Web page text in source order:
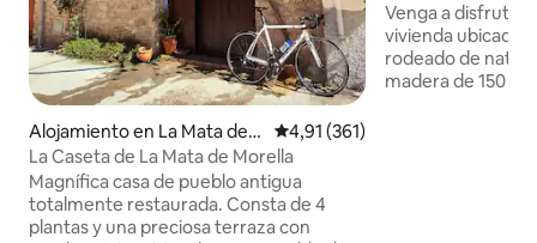
Alojamiento en La Mata de
Morella
Calificación promedio: 4,91 de
4,91 (361)
La Caseta de La Mata de Morella
Magnífica casa de pueblo antigua
totalmente restaurada. Consta de 4
plantas y una preciosa terraza con
Venga a disfrutar
vivienda ubicada
rodeado de
madera de 150